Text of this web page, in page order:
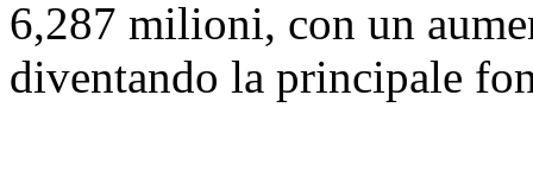
6,287 milioni, con un
diventando la principale